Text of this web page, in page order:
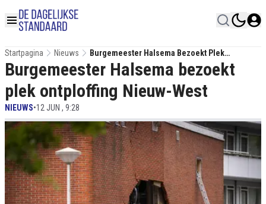
Startpagina Nieuws
Burgemeester Halsema Bezoekt Plek
Ontploffing Nieuw-West
Burgemeester Halsema bezoekt
plek ontploffing Nieuw-West
NIEUWS•12 JUN , 9:28